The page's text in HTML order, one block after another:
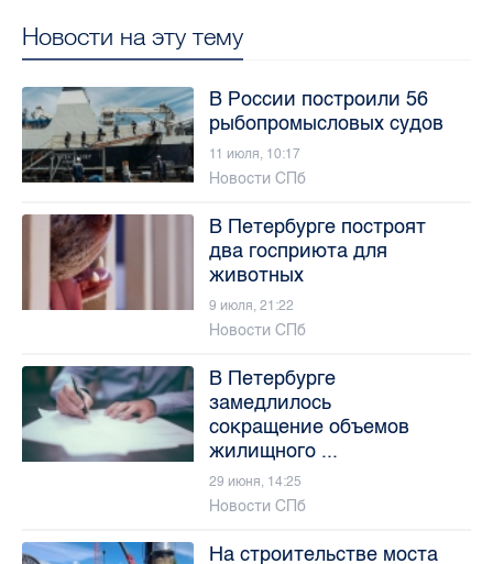
Новости на эту тему
В России построили 56
рыбопромысловых судов
11 июля, 10:17
Новости СПб
В Петербурге построят
два госприюта для
животных
9 июля, 21:22
Новости СПб
В Петербурге
замедлилось
сокращение объемов
жилищного ...
29 июня, 14:25
Новости СПб
На строительстве моста